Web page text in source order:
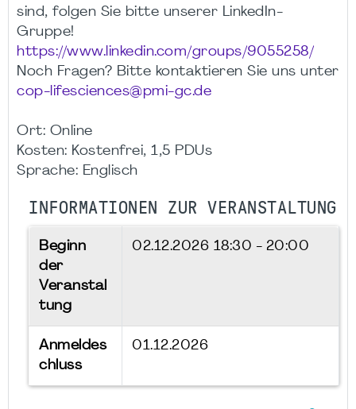
sind, folgen Sie bitte unserer LinkedIn-
Gruppe!
https://www.linkedin.com/groups/9055258/
Noch Fragen? Bitte kontaktieren Sie uns unter
cop-lifesciences@pmi-gc.de
Ort: Online
Kosten: Kostenfrei, 1,5 PDUs
Sprache: Englisch
INFORMATIONEN ZUR VERANSTALTUNG
Beginn
der
Veranstal
tung
02.12.2026 18:30 - 20:00
Anmeldes
chluss
01.12.2026